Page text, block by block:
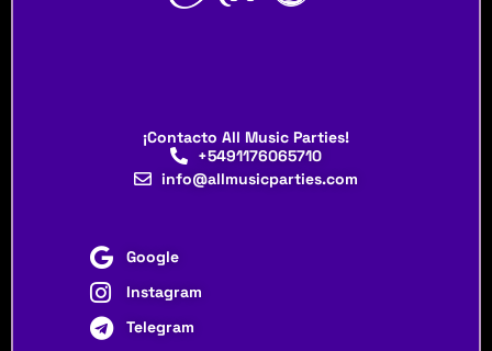
¡Contacto All Music Parties!
+5491176065710
info@allmusicparties.com
Google
Instagram
Telegram